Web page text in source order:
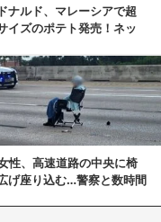
ナルド、マレーシアで超
イズのポテト発売！ネッ
性、高速道路の中央に椅
げ座り込む…警察と数時間